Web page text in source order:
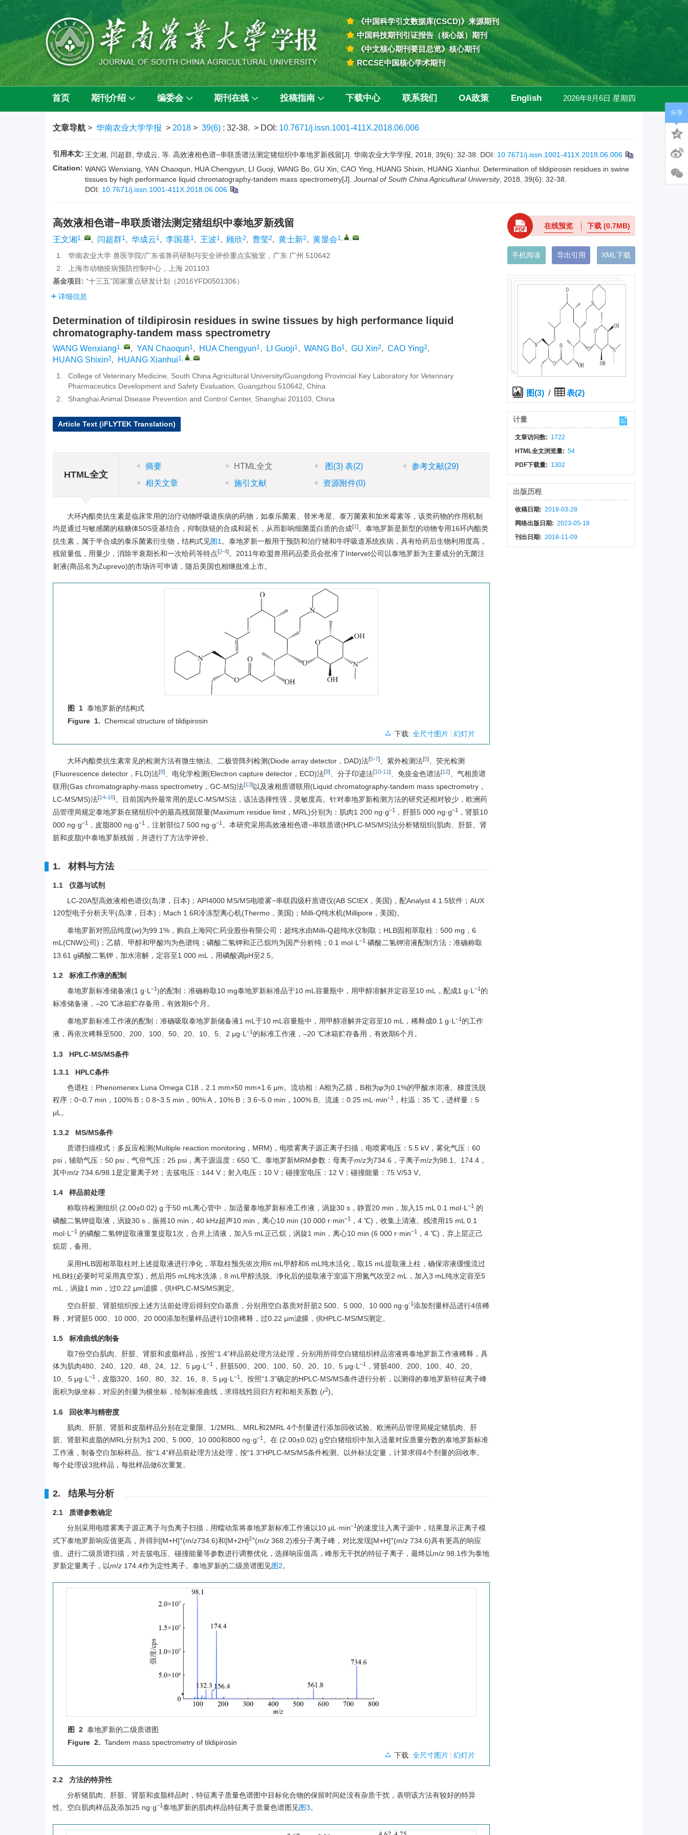
《中国科学引文数据库(CSCD)》来源期刊
中国科技期刊引证报告（核心版）期刊
《中文核心期刊要目总览》核心期刊
RCCSE中国核心学术期刊
首页 期刊介绍 编委会 期刊在线 投稿指南 下载中心 联系我们 OA政策 English 2026年8月6日 星期四
文章导航 > 华南农业大学学报 > 2018 > 39(6) : 32-38. > DOI: 10.7671/j.issn.1001-411X.2018.06.006
引用本文: 王文湘, 闫超群, 华成云, 等. 高效液相色谱−串联质谱法测定猪组织中泰地罗新残留[J]. 华南农业大学学报, 2018, 39(6): 32-38. DOI: 10.7671/j.issn.1001-411X.2018.06.006
Citation: WANG Wenxiang, YAN Chaoqun, HUA Chengyun, LI Guoji, WANG Bo, GU Xin, CAO Ying, HUANG Shixin, HUANG Xianhui. Determination of tildipirosin residues in swine
tissues by high performance liquid chromatography-tandem mass spectrometry[J]. Journal of South China Agricultural University, 2018, 39(6): 32-38.
DOI: 10.7671/j.issn.1001-411X.2018.06.006
高效液相色谱−串联质谱法测定猪组织中泰地罗新残留
王文湘1, , 闫超群1, 华成云1, 李国基1, 王波1, 顾欣2, 曹莹2, 黄士新2, 黄显会1, ,
1.
华南农业大学 兽医学院/广东省兽药研制与安全评价重点实验室，广东 广州 510642
2.
上海市动物疫病预防控制中心，上海 201103
基金项目: “十三五”国家重点研发计划（2016YFD0501306）
详细信息
Determination of tildipirosin residues in swine tissues by high performance liquid
chromatography-tandem mass spectrometry
WANG Wenxiang1, , YAN Chaoqun1, HUA Chengyun1, LI Guoji1, WANG Bo1, GU Xin2, CAO Ying2,
HUANG Shixin2, HUANG Xianhui1, ,
1.
College of Veterinary Medicine, South China Agricultural University/Guangdong Provincial Key Laboratory for Veterinary
Pharmaceutics Development and Safety Evaluation, Guangzhou 510642, China
2.
Shanghai Animal Disease Prevention and Control Center, Shanghai 201103, China
Article Text (iFLYTEK Translation)
HTML全文
摘要 HTML全文 图 (3)表(2) 参考文献(29)
相关文章
施引文献 资源附件(0)
大环内酯类抗生素是临床常用的治疗动物呼吸道疾病的药物，如泰乐菌素、替米考星、泰万菌素和加米霉素等，该类药物的作用机制
均是通过与敏感菌的核糖体50S亚基结合，抑制肽链的合成和延长，从而影响细菌蛋白质的合成[1]。泰地罗新是新型的动物专用16环内酯类
抗生素，属于半合成的泰乐菌素衍生物，结构式见图1 。泰地罗新一般用于预防和治疗猪和牛呼吸道系统疾病，具有给药后生物利用度高，
残留量低，用量少，消除半衰期长和一次给药等特点[2-4]。2011年欧盟兽用药品委员会批准了Intervet公司以泰地罗新为主要成分的无菌注
射液(商品名为Zuprevo)的市场许可申请，随后美国也相继批准上市。
图 1 泰地罗新的结构式
Figure 1. Chemical structure of tildipirosin
下载: 全尺寸图片 幻灯片
大环内酯类抗生素常见的检测方法有微生物法、二极管阵列检测(Diode array detector，DAD)法[5-7]、紫外检测法[5]、荧光检测
(Fluorescence detector，FLD)法[8]、电化学检测(Electron capture detector，ECD)法[9]、分子印迹法[10-11]、免疫金色谱法[12]、气相质谱
联用(Gas chromatography-mass spectrometry，GC-MS)法[13]以及液相质谱联用(Liquid chromatography-tandem mass spectrometry，
LC-MS/MS)法[14-16]。目前国内外最常用的是LC-MS/MS法，该法选择性强，灵敏度高。针对泰地罗新检测方法的研究还相对较少，欧洲药
品管理局规定泰地罗新在猪组织中的最高残留限量(Maximum residue limit，MRL)分别为：肌肉1 200 ng·g–1 ，肝脏5 000 ng·g–1
，肾脏10
000 ng·g–1 ，皮脂800 ng·g–1 ，注射部位7 500 ng·g–1 。本研究采用高效液相色谱−串联质谱(HPLC-MS/MS)法分析猪组织(肌肉、肝脏、肾
脏和皮脂)中泰地罗新残留，并进行了方法学评价。
1. 材料与方法
1.1 仪器与试剂
LC-20A型高效液相色谱仪(岛津，日本)；API4000 MS/MS电喷雾−串联四级杆质谱仪(AB SCIEX，美国)，配Analyst 4.1.5软件；AUX
120型电子分析天平(岛津，日本)；Mach 1.6R冷冻型离心机(Thermo，美国)；Milli-Q纯水机(Millipore，美国)。
泰地罗新对照品纯度(w)为99.1%，购自上海同仁药业股份有限公司；超纯水由Milli-Q超纯水仪制取；HLB固相萃取柱：500 mg，6
mL(CNW公司)；乙腈、甲醇和甲酸均为色谱纯；磷酸二氢钾和正己烷均为国产分析纯；0.1 mol·L–1 磷酸二氢钾溶液配制方法：准确称取
13.61 g磷酸二氢钾，加水溶解，定容至1 000 mL，用磷酸调pH至2.5。
1.2 标准工作液的配制
泰地罗新标准储备液(1 g·L–1)的配制：准确称取10 mg泰地罗新标准品于10 mL容量瓶中，用甲醇溶解并定容至10 mL，配成1 g·L–1 的
标准储备液，–20 ℃冰箱贮存备用，有效期6个月。
泰地罗新标准工作液的配制：准确吸取泰地罗新储备液1 mL于10 mL容量瓶中，用甲醇溶解并定容至10 mL，稀释成0.1 g·L–1 的工作
液，再依次稀释至500、200、100、50、20、10、5、2 μg·L–1 的标准工作液，–20 ℃冰箱贮存备用，有效期6个月。
1.3 HPLC-MS/MS条件
1.3.1 HPLC条件
色谱柱：Phenomenex Luna Omega C18，2.1 mm×50 mm×1.6 μm。流动相：A相为乙腈，B相为φ为0.1%的甲酸水溶液。梯度洗脱
程序：0~0.7 min，100% B；0.8~3.5 min，90% A，10% B；3.6~5.0 min，100% B。流速：0.25 mL·min–1
，柱温：35 ℃，进样量：5
μL。
1.3.2 MS/MS条件
质谱扫描模式：多反应检测(Multiple reaction monitoring，MRM)，电喷雾离子源正离子扫描，电喷雾电压：5.5 kV，雾化气压：60
psi，辅助气压：50 psi，气帘气压：25 psi，离子源温度：650 ℃。泰地罗新MRM参数：母离子m/z为734.6，子离子m/z为98.1、174.4，
其中m/z 734.6/98.1是定量离子对；去簇电压：144 V；射入电压：10 V；碰撞室电压：12 V；碰撞能量：75 V/53 V。
1.4 样品前处理
称取待检测组织 (2.00±0.02) g 于50 mL离心管中，加适量泰地罗新标准工作液，涡旋30 s，静置20 min，加入15 mL 0.1 mol·L–1 的
磷酸二氢钾提取液，涡旋30 s，振摇10 min，40 kHz超声10 min，离心10 min (10 000 r·min–1
，4 ℃)，收集上清液。残渣用15 mL 0.1
mol·L–1 的磷酸二氢钾提取液重复提取1次，合并上清液，加入5 mL正己烷，涡旋1 min，离心10 min (6 000 r·min–1
，4 ℃)，弃上层正己
烷层，备用。
采用HLB固相萃取柱对上述提取液进行净化，萃取柱预先依次用6 mL甲醇和6 mL纯水活化，取15 mL提取液上柱，确保溶液缓慢流过
HLB柱(必要时可采用真空泵)，然后用5 mL纯水洗涤，8 mL甲醇洗脱。净化后的提取液于室温下用氮气吹至2 mL，加入3 mL纯水定容至5
mL，涡旋1 min，过0.22 μm滤膜，供HPLC-MS/MS测定。
空白肝脏、肾脏组织按上述方法前处理后得到空白基质，分别用空白基质对肝脏2 500、5 000、10 000 ng·g-1添加剂量样品进行4倍稀
释，对肾脏5 000、10 000、20 000添加剂量样品进行10倍稀释，过0.22 µm滤膜，供HPLC-MS/MS测定。
1.5 标准曲线的制备
取7份空白肌肉、肝脏、肾脏和皮脂样品，按照“1.4”样品前处理方法处理，分别用所得空白猪组织样品溶液将泰地罗新工作液稀释，具
体为肌肉480、240、120、48、24、12、5 μg·L–1 ，肝脏500、200、100、50、20、10、5 μg·L–1
，肾脏400、200、100、40、20、
10、5 μg·L–1 ，皮脂320、160、80、32、16、8、5 μg·L–1 。按照“1.3”确定的HPLC-MS/MS条件进行分析，以测得的泰地罗新特征离子峰
面积为纵坐标，对应的剂量为横坐标，绘制标准曲线，求得线性回归方程和相关系数 (r2)。
1.6 回收率与精密度
肌肉、肝脏、肾脏和皮脂样品分别在定量限、1/2MRL、MRL和2MRL 4个剂量进行添加回收试验。欧洲药品管理局规定猪肌肉、肝
脏、肾脏和皮脂的MRL分别为1 200、5 000、10 000和800 ng·g–1 。在 (2.00±0.02) g空白猪组织中加入适量对应质量分数的泰地罗新标准
工作液，制备空白加标样品。按“1.4”样品前处理方法处理，按“1.3”HPLC-MS/MS条件检测。以外标法定量，计算求得4个剂量的回收率。
每个处理设3批样品，每批样品做6次重复。
2. 结果与分析
2.1 质谱参数确定
分别采用电喷雾离子源正离子与负离子扫描，用蠕动泵将泰地罗新标准工作液以10 μL·min–1 的速度注入离子源中，结果显示正离子模
式下泰地罗新响应值更高，并得到[M+H]+(m/z734.6)和[M+2H]2+(m/z 368.2)准分子离子峰，对比发现[M+H]+(m/z 734.6)具有更高的响应
值。进行二级质谱扫描，对去簇电压、碰撞能量等参数进行调整优化，选择响应值高，峰形无干扰的特征子离子，最终以m/z 98.1作为泰地
罗新定量离子，以m/z 174.4作为定性离子。泰地罗新的二级质谱图见图2。
图 2 泰地罗新的二级质谱图
Figure 2. Tandem mass spectrometry of tildipirosin
下载: 全尺寸图片 幻灯片
2.2 方法的特异性
分析猪肌肉、肝脏、肾脏和皮脂样品时，特征离子质量色谱图中目标化合物的保留时间处没有杂质干扰，表明该方法有较好的特异
性。空白肌肉样品及添加25 ng·g–1泰地罗新的肌肉样品特征离子质量色谱图见图3。
在线预览 下载 (0.7MB)
手机阅读 导出引用 XML下载
图(3)/ 表(2)
计量
文章访问数: 1722
HTML全文浏览量: 54
PDF下载量: 1302
出版历程
收稿日期: 2018-03-28
网络出版日期: 2023-05-18
刊出日期: 2018-11-09
分享